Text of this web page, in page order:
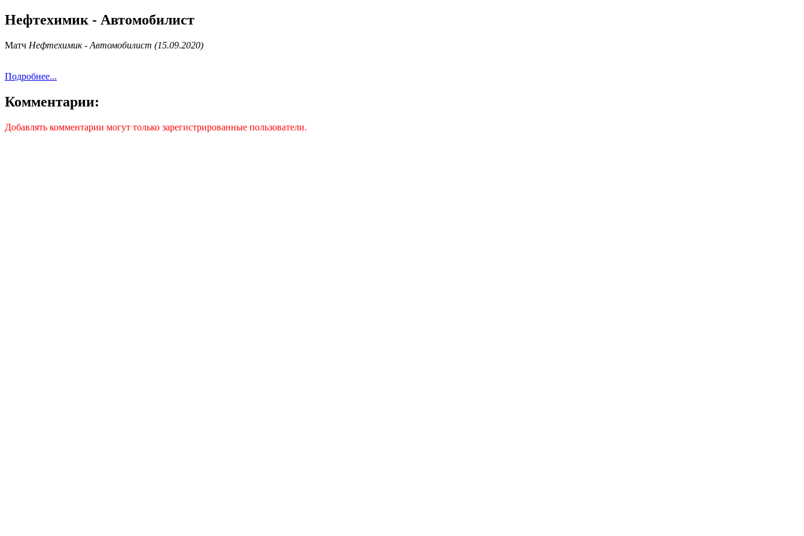
Нефтехимик - Автомобилист
Матч Нефтехимик - Автомобилист (15.09.2020)
Подробнее...
Комментарии:
Добавлять комментарии могут только зарегистрированные пользователи.